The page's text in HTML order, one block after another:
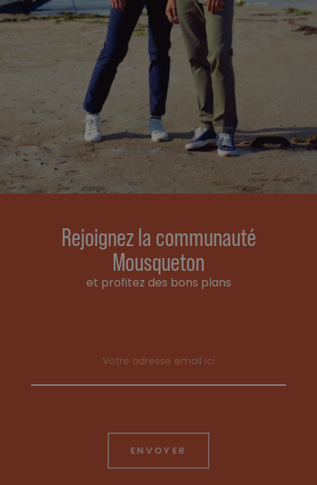
Rejoignez la communauté
Mousqueton
et profitez des bons plans